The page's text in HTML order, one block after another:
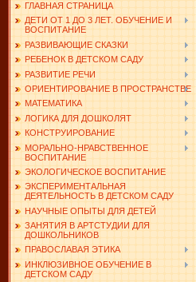
ГЛАВНАЯ СТРАНИЦА
ДЕТИ ОТ 1 ДО 3 ЛЕТ. ОБУЧЕНИЕ И
ВОСПИТАНИЕ
РАЗВИВАЮЩИЕ СКАЗКИ
РЕБЕНОК В ДЕТСКОМ САДУ
РАЗВИТИЕ РЕЧИ
ОРИЕНТИРОВАНИЕ В ПРОСТРАНСТВЕ
МАТЕМАТИКА
ЛОГИКА ДЛЯ ДОШКОЛЯТ
КОНСТРУИРОВАНИЕ
МОРАЛЬНО-НРАВСТВЕННОЕ
ВОСПИТАНИЕ
ЭКОЛОГИЧЕСКОЕ ВОСПИТАНИЕ
ЭКСПЕРИМЕНТАЛЬНАЯ
ДЕЯТЕЛЬНОСТЬ В ДЕТСКОМ САДУ
НАУЧНЫЕ ОПЫТЫ ДЛЯ ДЕТЕЙ
ЗАНЯТИЯ В АРТСТУДИИ ДЛЯ
ДОШКОЛЬНИКОВ
ПРАВОСЛАВАЯ ЭТИКА
ИНКЛЮЗИВНОЕ ОБУЧЕНИЕ В
ДЕТСКОМ САДУ